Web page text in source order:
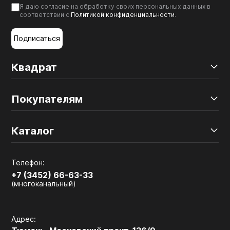
Мебельные образцы, каталоги
Квадрат
Покупателям
Каталог
Телефон:
+7 (3452) 66-63-33
(многоканальный)
Адрес:
Я даю согласие на обработку своих персональных данных в
соответствии с Политикой конфиденциальности.
Подписаться